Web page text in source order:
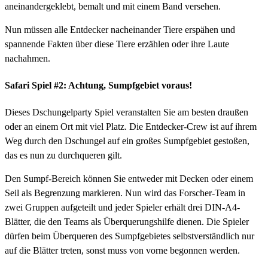
aneinandergeklebt, bemalt und mit einem Band versehen.
Nun müssen alle Entdecker nacheinander Tiere erspähen und
spannende Fakten über diese Tiere erzählen oder ihre Laute
nachahmen.
Safari Spiel #2: Achtung, Sumpfgebiet voraus!
Dieses Dschungelparty Spiel veranstalten Sie am besten draußen
oder an einem Ort mit viel Platz. Die Entdecker-Crew ist auf ihrem
Weg durch den Dschungel auf ein großes Sumpfgebiet gestoßen,
das es nun zu durchqueren gilt.
Den Sumpf-Bereich können Sie entweder mit Decken oder einem
Seil als Begrenzung markieren. Nun wird das Forscher-Team in
zwei Gruppen aufgeteilt und jeder Spieler erhält drei DIN-A4-
Blätter, die den Teams als Überquerungshilfe dienen. Die Spieler
dürfen beim Überqueren des Sumpfgebietes selbstverständlich nur
auf die Blätter treten, sonst muss von vorne begonnen werden.